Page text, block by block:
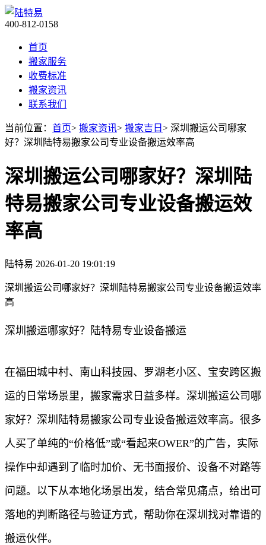
400-812-0158
首页
搬家服务
收费标准
搬家资讯
联系我们
当前位置： 首页> 搬家资讯> 搬家吉日 > 深圳搬运公司哪家
好？深圳陆特易搬家公司专业设备搬运效率高
深圳搬运公司哪家好？深圳陆
特易搬家公司专业设备搬运效
率高
陆特易 2026-01-20 19:01:19
深圳搬运公司哪家好？深圳陆特易搬家公司专业设备搬运效率
高
深圳搬运哪家好？陆特易专业设备搬运
在福田城中村、南山科技园、罗湖老小区、宝安跨区搬
运的日常场景里，搬家需求日益多样。深圳搬运公司哪
家好？深圳陆特易搬家公司专业设备搬运效率高。很多
人买了单纯的“价格低”或“看起来OWER”的广告，实际
操作中却遇到了临时加价、无书面报价、设备不对路等
问题。以下从本地化场景出发，结合常见痛点，给出可
落地的判断路径与验证方式，帮助你在深圳找对靠谱的
搬运伙伴。